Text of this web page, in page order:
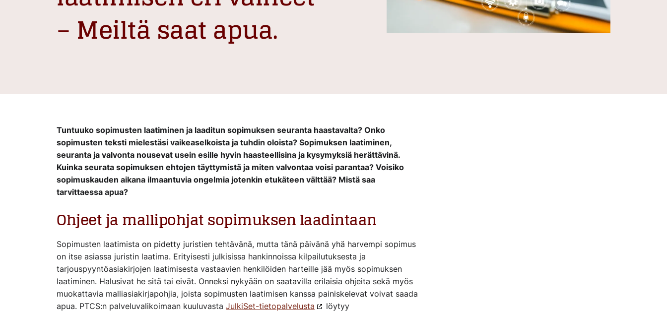
– Meiltä saat apua.
Tuntuuko sopimusten laatiminen ja laaditun sopimuksen seuranta haastavalta? Onko
sopimusten teksti mielestäsi vaikeaselkoista ja tuhdin oloista? Sopimuksen laatiminen,
seuranta ja valvonta nousevat usein esille hyvin haasteellisina ja kysymyksiä herättävinä.
Kuinka seurata sopimuksen ehtojen täyttymistä ja miten valvontaa voisi parantaa? Voisiko
sopimuskauden aikana ilmaantuvia ongelmia jotenkin etukäteen välttää? Mistä saa
tarvittaessa apua?
Ohjeet ja mallipohjat sopimuksen laadintaan
Sopimusten laatimista on pidetty juristien tehtävänä, mutta tänä päivänä yhä harvempi sopimus
on itse asiassa juristin laatima. Erityisesti julkisissa hankinnoissa kilpailutuksesta ja
tarjouspyyntöasiakirjojen laatimisesta vastaavien henkilöiden harteille jää myös sopimuksen
laatiminen. Halusivat he sitä tai eivät. Onneksi nykyään on saatavilla erilaisia ohjeita sekä myös
muokattavia malliasiakirjapohjia, joista sopimusten laatimisen kanssa painiskelevat voivat saada
apua. PTCS:n palveluvalikoimaan kuuluvasta JulkiSet-tietopalvelusta
löytyy